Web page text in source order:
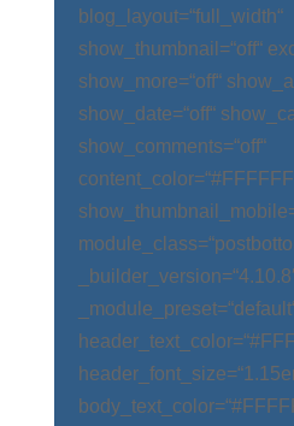
blog_layout=“full_width“
show_thumbnail=“off“
show_more=“off“
show_date=“off“
show_comments=“off“